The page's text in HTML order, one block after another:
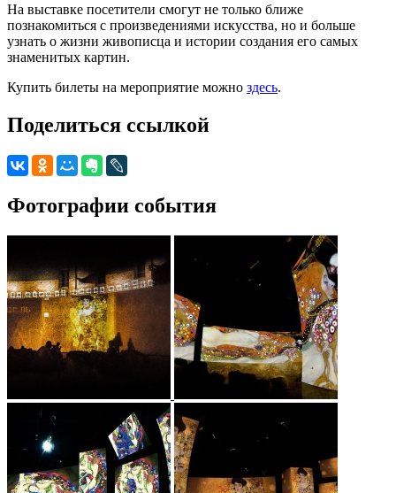
На выставке посетители смогут не только ближе
познакомиться с произведениями искусства, но и больше
узнать о жизни живописца и истории создания его самых
знаменитых картин.
Купить билеты на мероприятие можно здесь.
Поделиться ссылкой
Фотографии события